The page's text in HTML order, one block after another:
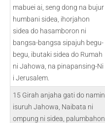
mabuei ai, seng dong na bujur
humbani sidea, ihorjahon
sidea do hasamboron ni
bangsa-bangsa sipajuh begu-
begu, ibutaki sidea do Rumah
ni Jahowa, na pinapansing-Ni
i Jerusalem.
15 Girah anjaha gati do namin
isuruh Jahowa, Naibata ni
ompung ni sidea, palumbahon